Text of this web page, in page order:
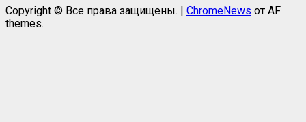
Copyright © Все права защищены.
ChromeNews от AF
themes.